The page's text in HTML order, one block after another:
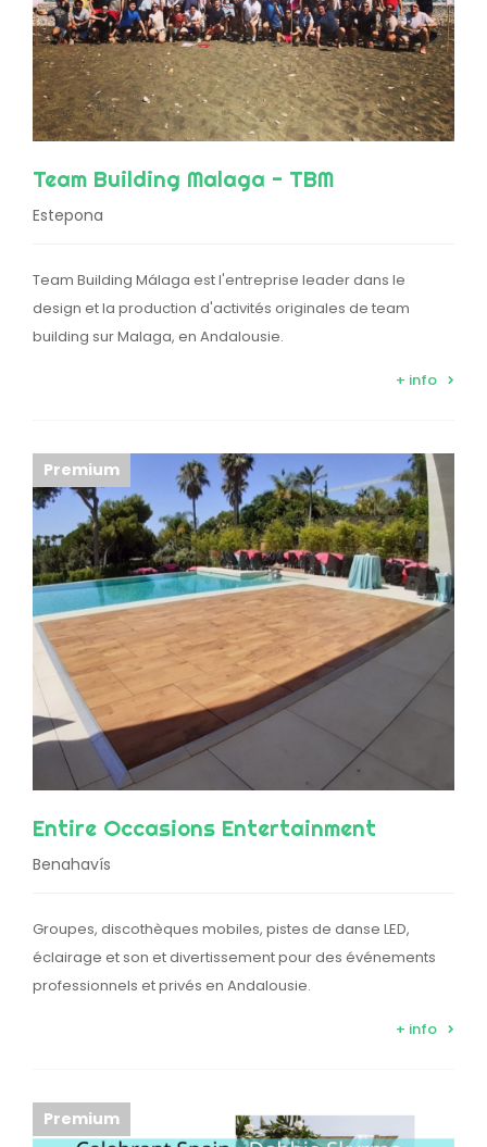
Team Building Malaga - TBM
Estepona
Team Building Málaga est l'entreprise leader dans le
design et la production d'activités originales de team
building sur Malaga, en Andalousie.
+ info
Premium
Entire Occasions Entertainment
Benahavís
Groupes, discothèques mobiles, pistes de danse LED,
éclairage et son et divertissement pour des événements
professionnels et privés en Andalousie.
+ info
Premium